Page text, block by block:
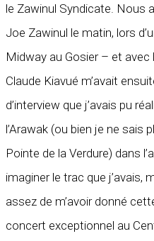
le Zawinul Syndicate. Nous
Joe Zawinul le matin, lors
Midway au Gosier – et avec
Claude Kiavué m’avait
d’interview que j’avais pu
l’Arawak (ou bien je ne sais
Pointe de la Verdure) dans
imaginer le trac que j’avais,
assez de m’avoir donné
concert exceptionnel au